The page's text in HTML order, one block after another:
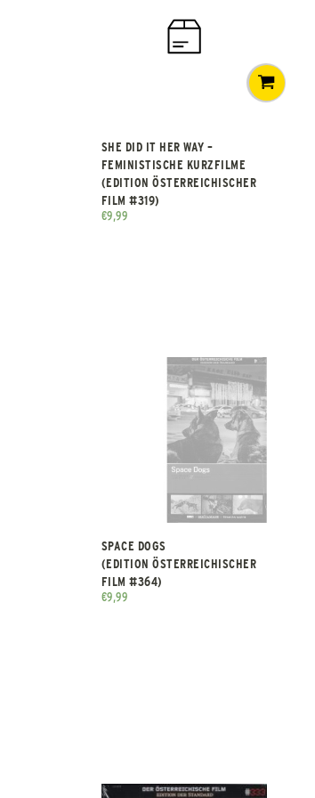
SHE DID IT HER WAY –
FEMINISTISCHE KURZFILME
(EDITION ÖSTERREICHISCHER
FILM #319)
€9,99
SPACE DOGS
(EDITION ÖSTERREICHISCHER
FILM #364)
€9,99